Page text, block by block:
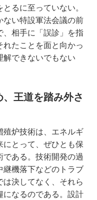
るに至っていない。
ない特設軍法会議の前
、相手に「誤診」を指
たことを面と向かっ
解できないでもない
王道を踏み外さ
殖炉技術は、エネルギ
にとって、ぜひとも保
ある。技術開発の過
継機落下などのトラブ
は決してなく、それら
になるのである。設計